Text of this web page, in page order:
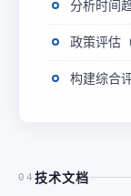
分析时间
政策评估
构建综合
04 技术文档